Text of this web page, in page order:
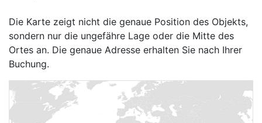
Die Karte zeigt nicht die genaue Position des Objekts,
sondern nur die ungefähre Lage oder die Mitte des
Ortes an. Die genaue Adresse erhalten Sie nach Ihrer
Buchung.